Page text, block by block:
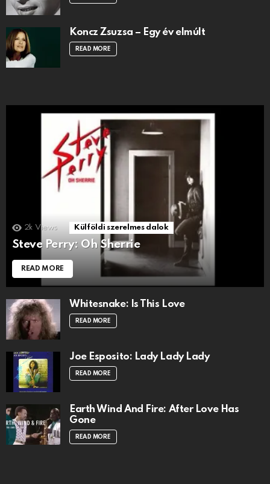
Koncz Zsuzsa – Egy év elmúlt
READ MORE
2k Views Külföldi szerelmes dalok
Steve Perry: Oh Sherrie
READ MORE
Whitesnake: Is This Love
READ MORE
Joe Esposito: Lady Lady Lady
READ MORE
Earth Wind And Fire: After Love Has
Gone
READ MORE